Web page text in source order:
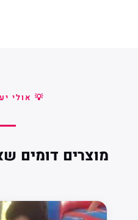
💡 אולי
מוצרים דומים